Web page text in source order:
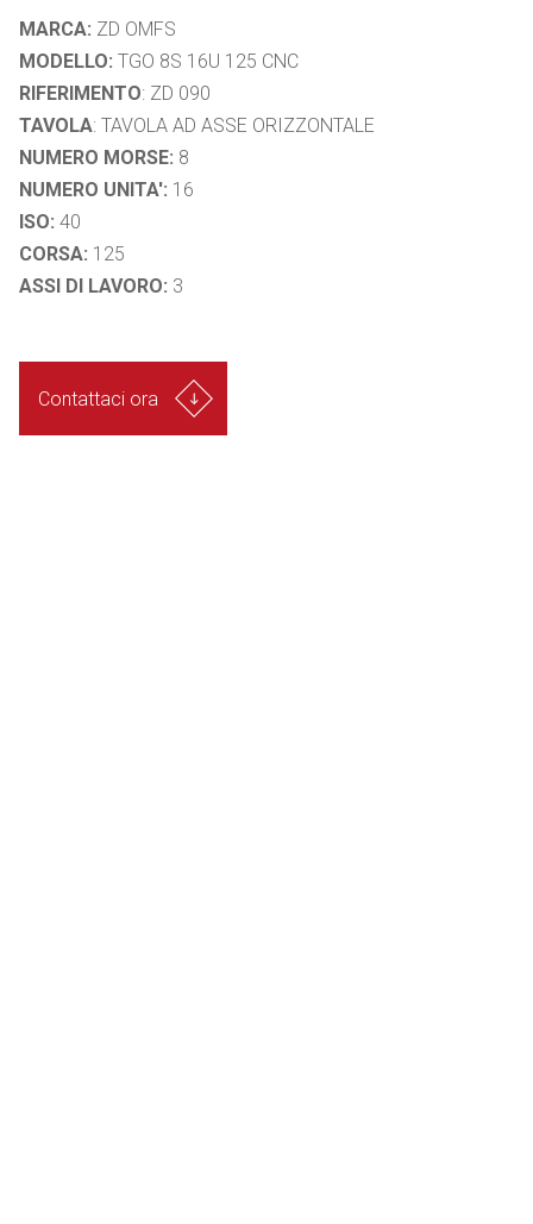
MARCA: ZD OMFS
MODELLO: TGO 8S 16U 125 CNC
RIFERIMENTO: ZD 090
TAVOLA: TAVOLA AD ASSE ORIZZONTALE
NUMERO MORSE: 8
NUMERO UNITA': 16
ISO: 40
CORSA: 125
ASSI DI LAVORO: 3
Contattaci ora